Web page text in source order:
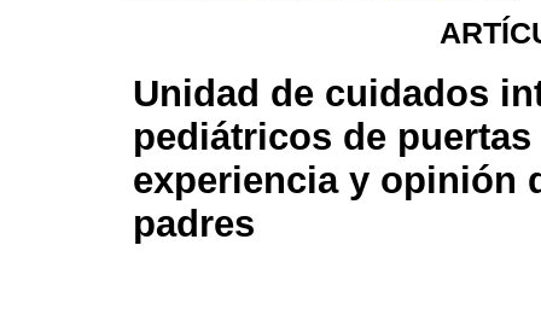
Unidad de cuidados
pediátricos de
experiencia y opinión
padres